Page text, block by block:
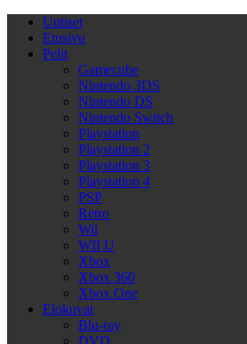
Uutiset
Etusivu
Pelit
Gamecube
Nintendo 3DS
Nintendo DS
Nintendo Switch
Playstation
Playstation 2
Playstation 3
Playstation 4
PSP
Retro
Wii
WII U
Xbox
Xbox 360
Xbox One
Elokuvat
Blu-ray
DVD